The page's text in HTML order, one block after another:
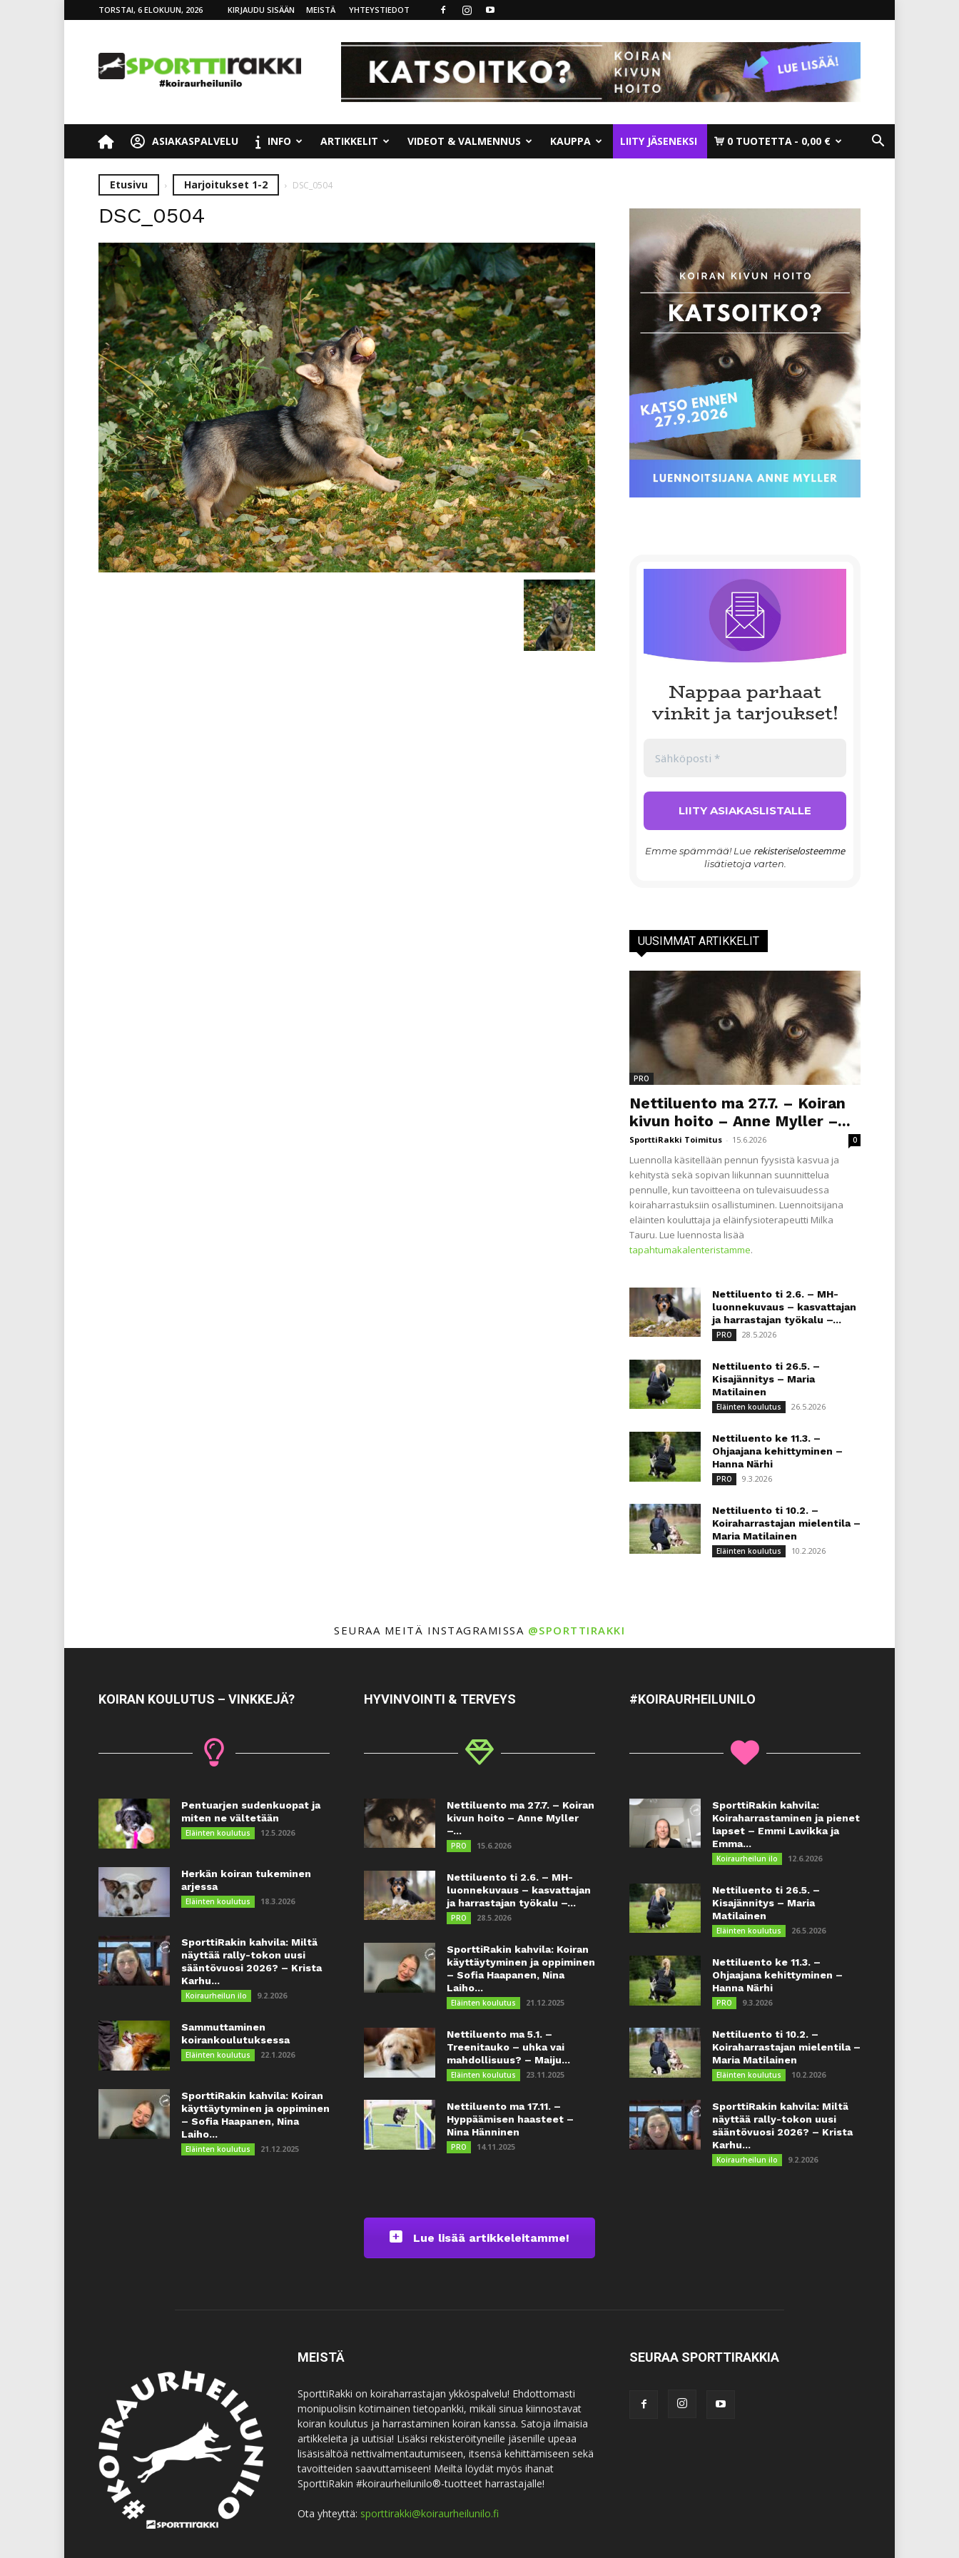
TORSTAI, 6 ELOKUUN, 2026 KIRJAUDU SISÄÄN MEISTÄ YHTEYSTIEDOT
ASIAKASPALVELU INFO ARTIKKELIT VIDEOT & VALMENNUS KAUPPA LIITY JÄSENEKSI 0 TUOTETTA 0,00 €
Etusivu Harjoitukset 1-2 DSC_0504
DSC_0504
Nappaa parhaat
vinkit ja tarjoukset!
Emme spämmää! Lue rekisteriselosteemme
lisätietoja varten.
UUSIMMAT ARTIKKELIT
PRO
Nettiluento ma 27.7. – Koiran
kivun hoito – Anne Myller –...
SporttiRakki Toimitus - 15.6.2026 0
Luennolla käsitellään pennun fyysistä kasvua ja
kehitystä sekä sopivan liikunnan suunnittelua
pennulle, kun tavoitteena on tulevaisuudessa
koiraharrastuksiin osallistuminen. Luennoitsijana
eläinten kouluttaja ja eläinfysioterapeutti Milka
Tauru. Lue luennosta lisää
tapahtumakalenteristamme.
Nettiluento ti 2.6. – MH-
luonnekuvaus – kasvattajan
ja harrastajan työkalu –...
PRO 28.5.2026
Nettiluento ti 26.5. –
Kisajännitys – Maria
Matilainen
Eläinten koulutus 26.5.2026
Nettiluento ke 11.3. –
Ohjaajana kehittyminen –
Hanna Närhi
PRO 9.3.2026
Nettiluento ti 10.2. –
Koiraharrastajan mielentila –
Maria Matilainen
Eläinten koulutus 10.2.2026
SEURAA MEITÄ INSTAGRAMISSA @SPORTTIRAKKI
KOIRAN KOULUTUS – VINKKEJÄ?
Pentuarjen sudenkuopat ja
miten ne vältetään
Eläinten koulutus 12.5.2026
Herkän koiran tukeminen
arjessa
Eläinten koulutus 18.3.2026
SporttiRakin kahvila: Miltä
näyttää rally-tokon uusi
sääntövuosi 2026? – Krista
Karhu...
Koiraurheilun ilo 9.2.2026
Sammuttaminen
koirankoulutuksessa
Eläinten koulutus 22.1.2026
SporttiRakin kahvila: Koiran
käyttäytyminen ja oppiminen
– Sofia Haapanen, Nina
Laiho...
Eläinten koulutus 21.12.2025
HYVINVOINTI & TERVEYS
Nettiluento ma 27.7. – Koiran
kivun hoito – Anne Myller
–...
PRO 15.6.2026
Nettiluento ti 2.6. – MH-
luonnekuvaus – kasvattajan
ja harrastajan työkalu –...
PRO 28.5.2026
SporttiRakin kahvila: Koiran
käyttäytyminen ja oppiminen
– Sofia Haapanen, Nina
Laiho...
Eläinten koulutus 21.12.2025
Nettiluento ma 5.1. –
Treenitauko – uhka vai
mahdollisuus? – Maiju...
Eläinten koulutus 23.11.2025
Nettiluento ma 17.11. –
Hyppäämisen haasteet –
Nina Hänninen
PRO 14.11.2025
Lue lisää artikkeleitamme!
#KOIRAURHEILUNILO
SporttiRakin kahvila:
Koiraharrastaminen ja pienet
lapset – Emmi Lavikka ja
Emma...
Koiraurheilun ilo 12.6.2026
Nettiluento ti 26.5. –
Kisajännitys – Maria
Matilainen
Eläinten koulutus 26.5.2026
Nettiluento ke 11.3. –
Ohjaajana kehittyminen –
Hanna Närhi
PRO 9.3.2026
Nettiluento ti 10.2. –
Koiraharrastajan mielentila –
Maria Matilainen
Eläinten koulutus 10.2.2026
SporttiRakin kahvila: Miltä
näyttää rally-tokon uusi
sääntövuosi 2026? – Krista
Karhu...
Koiraurheilun ilo 9.2.2026
MEISTÄ
SporttiRakki on koiraharrastajan ykköspalvelu! Ehdottomasti
monipuolisin kotimainen tietopankki, mikäli sinua kiinnostavat
koiran koulutus ja harrastaminen koiran kanssa. Satoja ilmaisia
artikkeleita ja uutisia! Lisäksi rekisteröityneille jäsenille upeaa
lisäsisältöä nettivalmentautumiseen, itsensä kehittämiseen sekä
tavoitteiden saavuttamiseen! Meiltä löydät myös ihanat
SporttiRakin #koiraurheilunilo®-tuotteet harrastajalle!
Ota yhteyttä: sporttirakki@koiraurheilunilo.fi
SEURAA SPORTTIRAKKIA